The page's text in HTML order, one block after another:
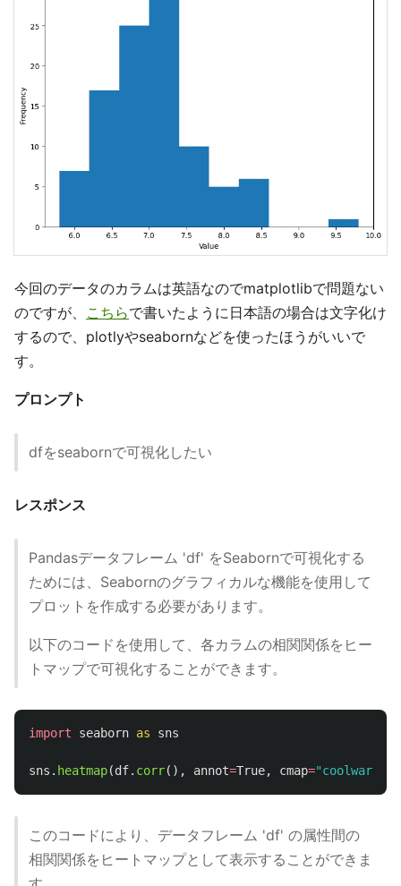
今回のデータのカラムは英語なのでmatplotlibで問題ない
のですが、 こちらで書いたように日本語の場合は文字化け
するので、plotlyやseabornなどを使ったほうがいいで
す。
プロンプト
dfをseabornで可視化したい
レスポンス
Pandasデータフレーム 'df' をSeabornで可視化する
ためには、Seabornのグラフィカルな機能を使用して
プロットを作成する必要があります。
以下のコードを使用して、各カラムの相関関係をヒー
トマップで可視化することができます。
import seaborn as sns
sns . heatmap(df. corr(), annot=True, cmap="coolwarm
このコードにより、データフレーム 'df' の属性間の
相関関係をヒートマップとして表示することができま